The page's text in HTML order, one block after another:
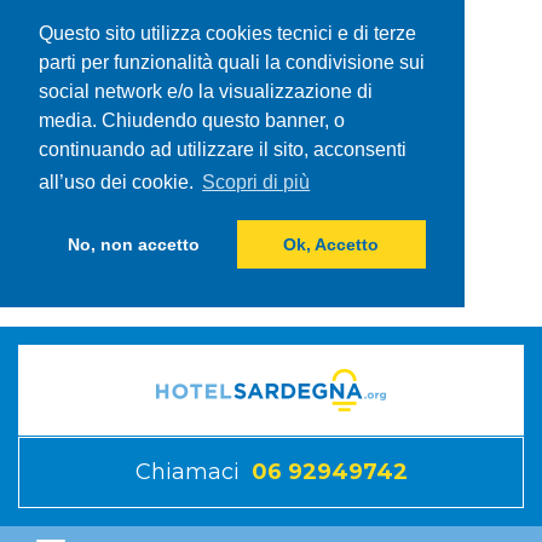
Questo sito utilizza cookies tecnici e di terze
parti per funzionalità quali la condivisione sui
social network e/o la visualizzazione di
media. Chiudendo questo banner, o
continuando ad utilizzare il sito, acconsenti
all’uso dei cookie. Scopri di più
No, non accetto Ok, Accetto
Chiamaci 06 92949742